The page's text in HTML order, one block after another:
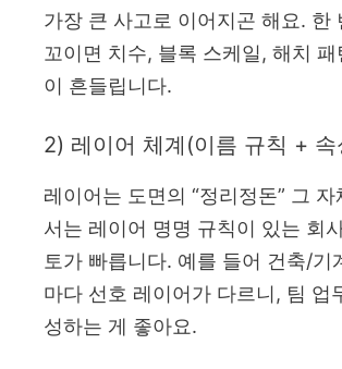
가장 큰 사고로 이어지곤 해요. 한
꼬이면 치수, 블록 스케일, 해치
이 흔들립니다.
2) 레이어 체계(이름 규칙 + 속
레이어는 도면의 “정리정돈” 그
서는 레이어 명명 규칙이 있는 회
토가 빠릅니다. 예를 들어 건축/기
마다 선호 레이어가 다르니, 팀 업
성하는 게 좋아요.